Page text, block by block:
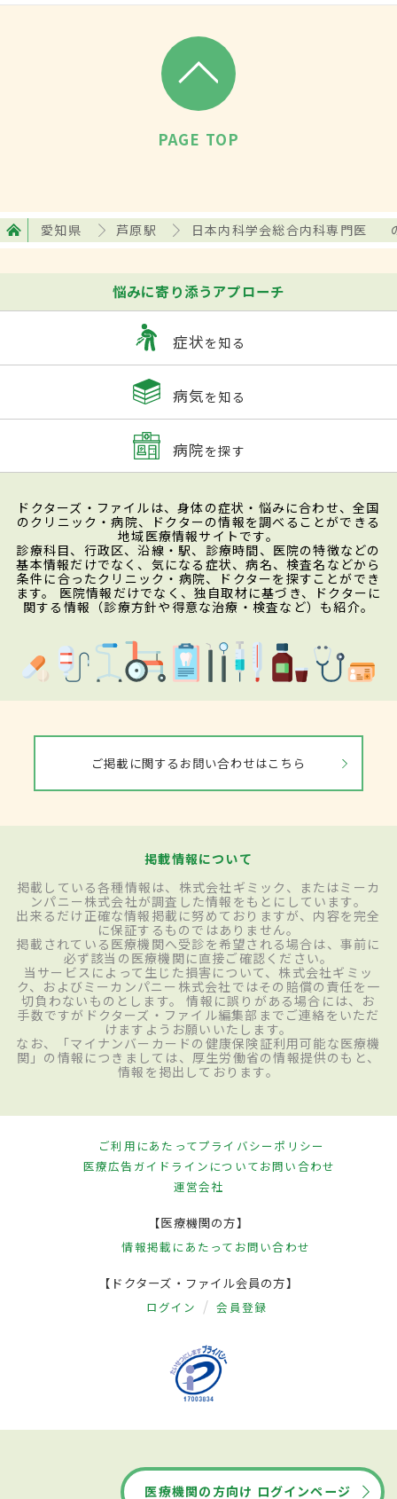
PAGE TOP
愛知県 芦原駅 日本内科学会総合内科専門医
悩みに寄り添うアプローチ
症状を知る
病気を知る
病院を探す
ドクターズ・ファイルは、身体の症状・悩みに合わせ、全国
のクリニック・病院、ドクターの情報を調べることができる
地域医療情報サイトです。
診療科目、行政区、沿線・駅、診療時間、医院の特徴などの
基本情報だけでなく、気になる症状、病名、検査名などから
条件に合ったクリニック・病院、ドクターを探すことができ
ます。 医院情報だけでなく、独自取材に基づき、ドクターに
関する情報（診療方針や得意な治療・検査など）も紹介。
ご掲載に関するお問い合わせはこちら
掲載情報について
掲載している各種情報は、株式会社ギミック、またはミーカ
ンパニー株式会社が調査した情報をもとにしています。
出来るだけ正確な情報掲載に努めておりますが、内容を完全
に保証するものではありません。
掲載されている医療機関へ受診を希望される場合は、事前に
必ず該当の医療機関に直接ご確認ください。
当サービスによって生じた損害について、株式会社ギミッ
ク、およびミーカンパニー株式会社ではその賠償の責任を一
切負わないものとします。 情報に誤りがある場合には、お
手数ですがドクターズ・ファイル編集部までご連絡をいただ
けますようお願いいたします。
なお、「マイナンバーカードの健康保険証利用可能な医療機
関」の情報につきましては、厚生労働省の情報提供のもと、
情報を掲出しております。
ご利用にあたってプライバシーポリシー
医療広告ガイドラインについてお問い合わせ
運営会社
【医療機関の方】
情報掲載にあたって お問い合わせ
【ドクターズ・ファイル会員の方】
ログイン 会員登録
医療機関の方向け ログインページ